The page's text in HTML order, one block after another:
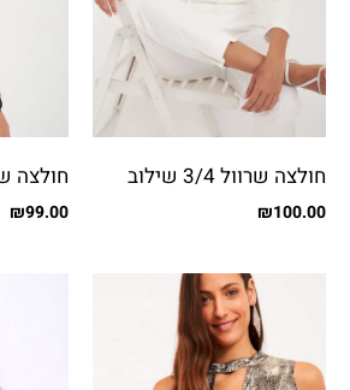
חולצה שרוול 3/4 שילוב
פייטים₪100.00
חולצה
₪99.00